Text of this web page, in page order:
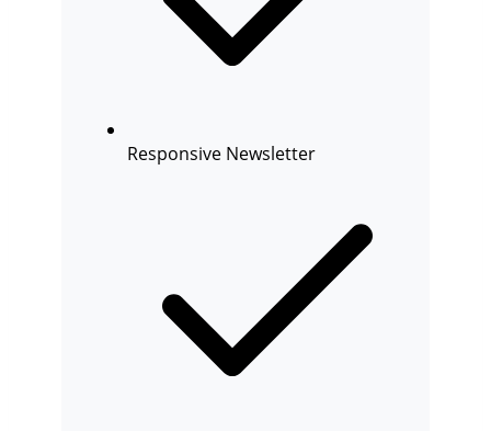
Responsive Newsletter